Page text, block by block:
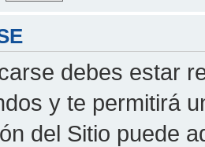
debes estar
y te permitirá
del Sitio puede